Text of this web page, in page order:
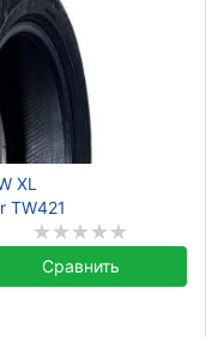
XL
TW421
Сравнить